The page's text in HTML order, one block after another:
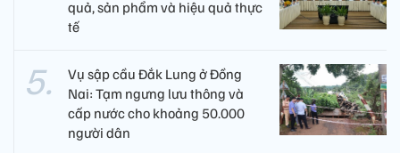
quả, sản phẩm và hiệu quả thực
tế
Vụ sập cầu Đắk Lung ở Đồng
Nai: Tạm ngưng lưu thông và
cấp nước cho khoảng 50.000
người dân